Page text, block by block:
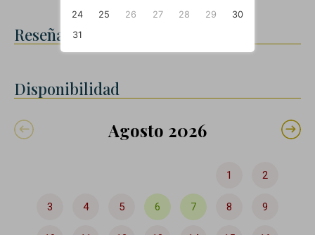
Reseñas
Disponibilidad
Agosto 2026
1 2
3 4 5 6 7 8 9
24
25 26 27 28 29
30
31